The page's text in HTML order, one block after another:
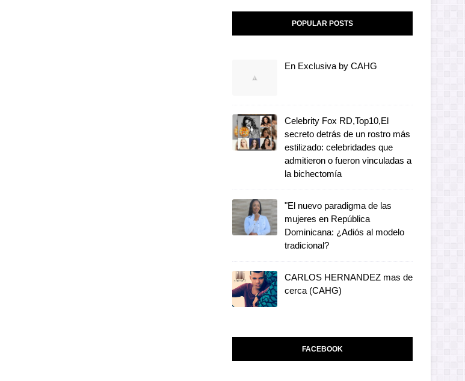
POPULAR POSTS
En Exclusiva by CAHG
Celebrity Fox RD,Top10,El
secreto detrás de un rostro más
estilizado: celebridades que
admitieron o fueron vinculadas a
la bichectomía
"El nuevo paradigma de las
mujeres en República
Dominicana: ¿Adiós al modelo
tradicional?
CARLOS HERNANDEZ mas de
cerca (CAHG)
FACEBOOK